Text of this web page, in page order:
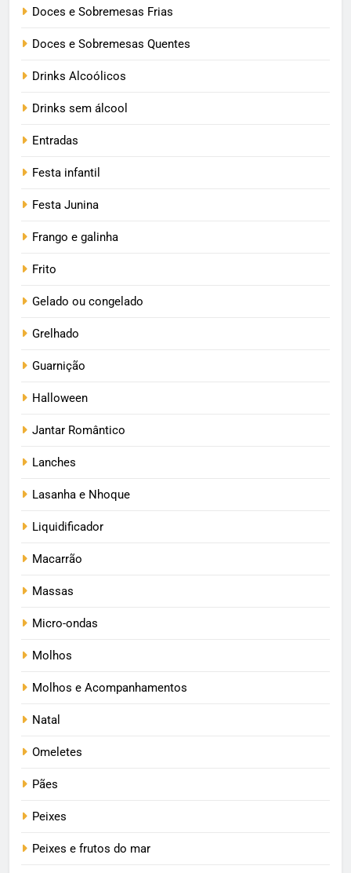
Doces e Sobremesas Frias
Doces e Sobremesas Quentes
Drinks Alcoólicos
Drinks sem álcool
Entradas
Festa infantil
Festa Junina
Frango e galinha
Frito
Gelado ou congelado
Grelhado
Guarnição
Halloween
Jantar Romântico
Lanches
Lasanha e Nhoque
Liquidificador
Macarrão
Massas
Micro-ondas
Molhos
Molhos e Acompanhamentos
Natal
Omeletes
Pães
Peixes
Peixes e frutos do mar